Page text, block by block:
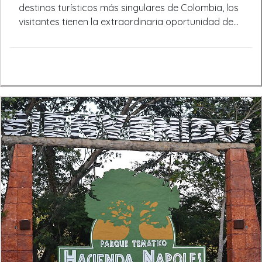
sus alrededores, explorando senderos que
serpentean entre árboles centenarios y que a
naturaleza pueden observar especies nativas en su
hábitat natural, convirtiendo la caminata en una
experiencia educativa y fascinante. Relajación y
Picnic en la OrillaLa relajación en sus orillas es una
experiencia que revitaliza el cuerpo y el alma. Ya
sea para disfrutar de un día de picnic, leer un libro
bajo la sombra de un árbol, o simplemente dejarse
llevar por el sonido relajante del agua, el Río
Melcocho ofrece el refugio perfecto para quienes
buscan paz mental en medio de una exuberante
vegetación.Turismo Sostenible y Conciencia
AmbientalEl Río Melcocho no solo es un destino de
belleza natural, sino que también se presenta como
destinos turísticos más singulares de Colombia, los
visitantes tienen la extraordinaria oportunidad de
fascinantes del mundo: los hipopótamos. Estos
Hacienda Nápoles en un lugar único fuera del
continente africano donde es posible avistar
hipopótamos en libertad.Debido a lo alejado de
Hacienda Nápoles y sus hipopótamos (unas 3
horas de Medellín), te recomendamos reservar
primero uno de nuestros vehículos en nuestro sitio
web de alquiler de carros en Medellín. Esto te
permitirá viajar con total comodidad y explorar
nuestro Blog de Turismo en Antioquia para
antojarte de visitar otros puntos turísticos de la
región.Historia de los Hipopótamos en Hacienda